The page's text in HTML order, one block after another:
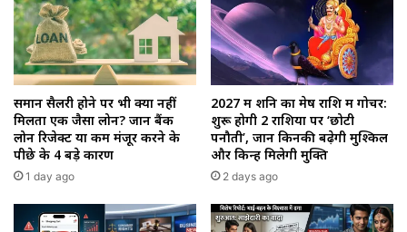
समान सैलरी होने पर भी क्यों नहीं
मिलता एक जैसा लोन? जानें बैंक
लोन रिजेक्ट या कम मंजूर करने के
पीछे के 4 बड़े कारण
1 day ago
2027 में शनि का मेष राशि में गोचर:
शुरू होगी 2 राशियों पर ‘छोटी
पनौती’, जानें किनकी बढ़ेगी मुश्किलें
और किन्हें मिलेगी मुक्ति
2 days ago